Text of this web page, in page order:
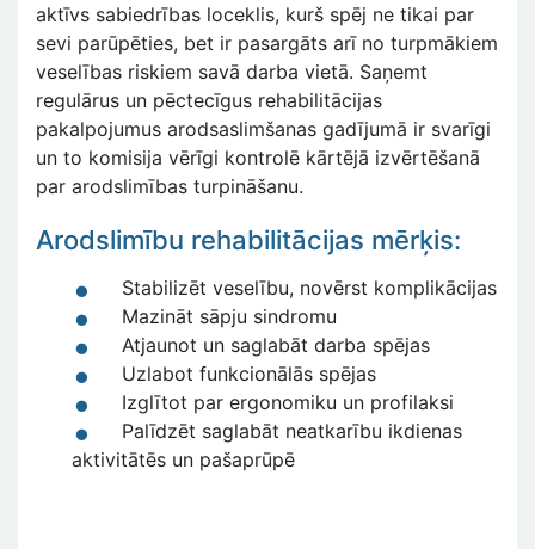
aktīvs sabiedrības loceklis, kurš spēj ne tikai par
sevi parūpēties, bet ir pasargāts arī no turpmākiem
veselības riskiem savā darba vietā. Saņemt
regulārus un pēctecīgus rehabilitācijas
pakalpojumus arodsaslimšanas gadījumā ir svarīgi
un to komisija vērīgi kontrolē kārtējā izvērtēšanā
par arodslimības turpināšanu.
Arodslimību rehabilitācijas mērķis:
Stabilizēt veselību, novērst komplikācijas
Mazināt sāpju sindromu
Atjaunot un saglabāt darba spējas
Uzlabot funkcionālās spējas
Izglītot par ergonomiku un profilaksi
Palīdzēt saglabāt neatkarību ikdienas
aktivitātēs un pašaprūpē